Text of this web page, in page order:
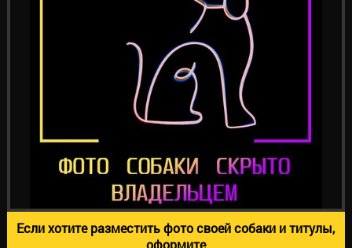
Если хотите разместить фото своей собаки и титулы,
оформите